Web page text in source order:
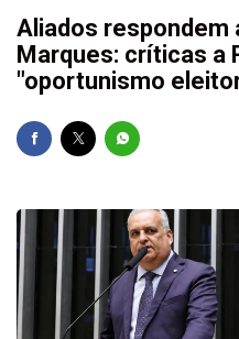
Aliados respondem
Marques: críticas a
"oportunismo